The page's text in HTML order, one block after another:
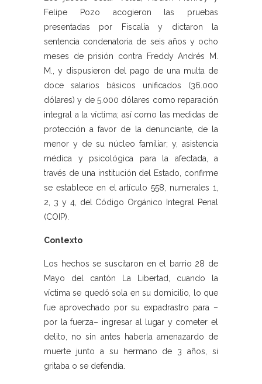
Felipe Pozo acogieron las pruebas
presentadas por Fiscalía y dictaron la
sentencia condenatoria de seis años y ocho
meses de prisión contra Freddy Andrés M.
M., y dispusieron del pago de una multa de
doce salarios básicos unificados (36.000
dólares) y de 5.000 dólares como reparación
integral a la víctima; así como las medidas de
protección a favor de la denunciante, de la
menor y de su núcleo familiar; y, asistencia
médica y psicológica para la afectada, a
través de una institución del Estado, confirme
se establece en el artículo 558, numerales 1,
2, 3 y 4, del Código Orgánico Integral Penal
(COIP).
Contexto
Los hechos se suscitaron en el barrio 28 de
Mayo del cantón La Libertad, cuando la
víctima se quedó sola en su domicilio, lo que
fue aprovechado por su expadrastro para –
por la fuerza– ingresar al lugar y cometer el
delito, no sin antes haberla amenazardo de
muerte junto a su hermano de 3 años, si
gritaba o se defendía.